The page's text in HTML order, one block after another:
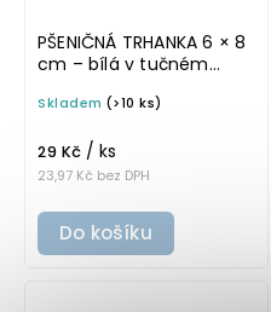
PŠENIČNÁ TRHANKA 6 × 8
cm – bílá v tučném
samolepka na
Skladem (>10 ks)
23,97 Kč bez DPH
29 Kč / ks
Do košíku